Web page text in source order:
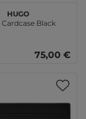
HUGO
Cardcase Black
75,00 €